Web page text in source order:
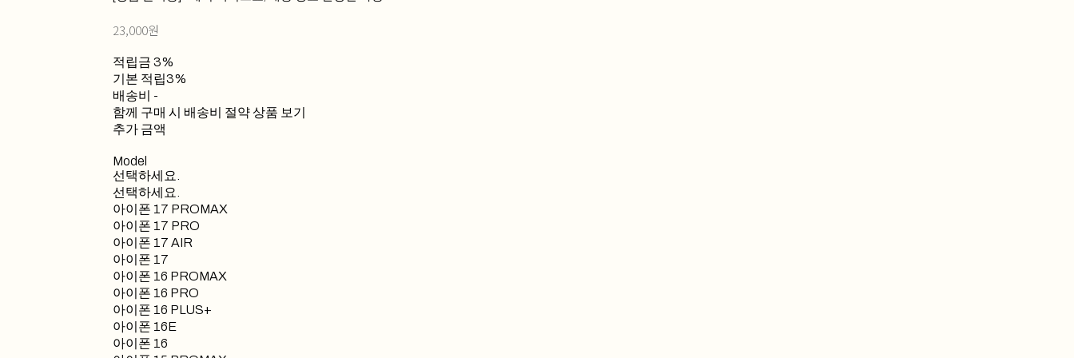
23,000원
적립금 3%
기본 적립3%
배송비 -
함께 구매 시 배송비 절약 상품 보기
추가 금액
Model
선택하세요.
선택하세요.
아이폰 17 PROMAX
아이폰 17 PRO
아이폰 17 AIR
아이폰 17
아이폰 16 PROMAX
아이폰 16 PRO
아이폰 16 PLUS+
아이폰 16E
아이폰 16